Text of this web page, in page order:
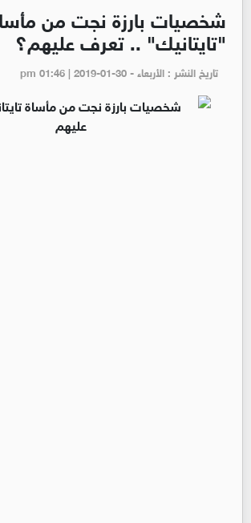
شخصيات بارزة نجت من
"تايتانيك" .. تعرف عليهم؟
تاريخ النشر : الأربعاء - pm 01:46 | 2019-01-30